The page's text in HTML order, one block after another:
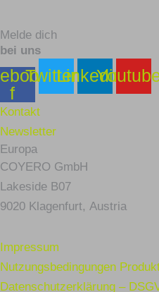
Melde dich
bei uns
f
TwitterLinkedin
Kontakt
Newsletter
Europa
COYERO GmbH
Lakeside B07
9020 Klagenfurt, Austria
Impressum
Nutzungsbedingungen
Datenschutzerklärung –